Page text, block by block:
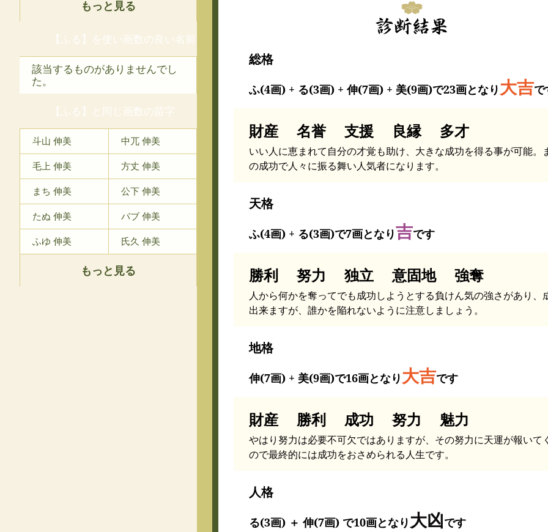
もっと見る
【ふる】を使い画数の良い名前
該当するものがありませんでし
た。
【ふる】と同じ画数の苗字
斗山 伸美 中兀 伸美
毛上 伸美 方丈 伸美
まち 伸美 公下 伸美
たぬ 伸美 バブ 伸美
ふゆ 伸美 氏久 伸美
もっと見る
総格
ふ(4画) + る(3画) + 伸(7画) + 美(9画)で23画となり 大吉で
財産 名誉 支援 良縁 多才
いい人に恵まれて自分の才覚も助け、大きな成功を得る事が可能。
の成功で人々に振る舞い人気者になります。
天格
ふ(4画) + る(3画)で7画となり吉です
勝利 努力 独立 意固地 強奪
人から何かを奪ってでも成功しようとする負けん気の強さがあり、
出来ますが、誰かを陥れないように注意しましょう。
地格
伸(7画) + 美(9画)で16画となり 大吉です
財産 勝利 成功 努力 魅力
やはり努力は必要不可欠ではありますが、その努力に天運が報いて
ので最終的には成功をおさめられる人生です。
人格
る(3画) ＋ 伸(7画) で10画となり 大凶です